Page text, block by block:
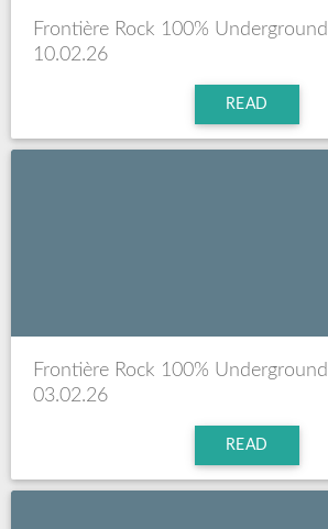
Frontière Rock 100%
10.02.26
READ
Frontière Rock 100%
03.02.26
READ